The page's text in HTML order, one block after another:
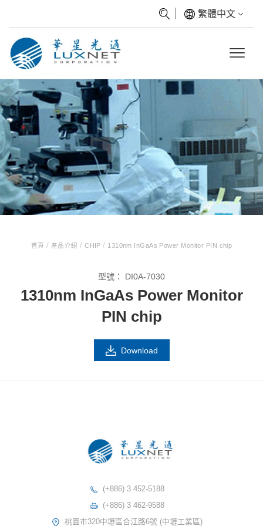
繁體中文
首頁 / 產品介紹/ CHIP/ 1310nm InGaAs Power Monitor PIN chip
型號： DI0A-7030
1310nm InGaAs Power Monitor
PIN chip
Download
(+886) 3 452-5188
(+886) 3 462-9588
桃園市320中壢區合江路6號 (中壢工業區)